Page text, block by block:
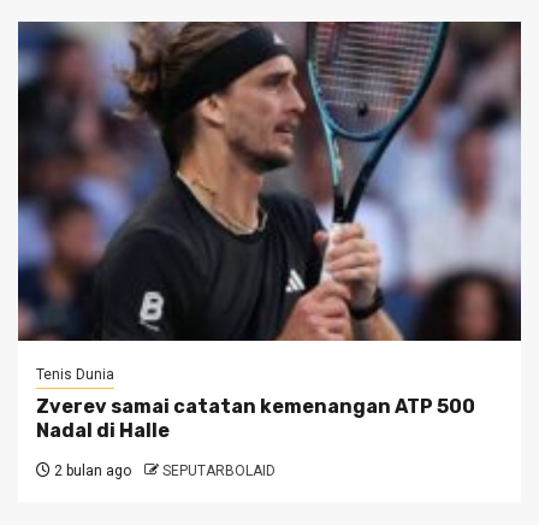
Tenis Dunia
Zverev samai catatan kemenangan ATP 500
Nadal di Halle
2 bulan ago SEPUTARBOLAID